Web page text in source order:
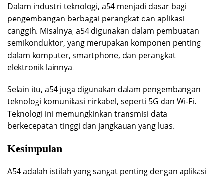
Dalam industri teknologi, a54 menjadi dasar bagi
pengembangan berbagai perangkat dan aplikasi
canggih. Misalnya, a54 digunakan dalam pembuatan
semikonduktor, yang merupakan komponen penting
dalam komputer, smartphone, dan perangkat
elektronik lainnya.
Selain itu, a54 juga digunakan dalam pengembangan
teknologi komunikasi nirkabel, seperti 5G dan Wi-Fi.
Teknologi ini memungkinkan transmisi data
berkecepatan tinggi dan jangkauan yang luas.
Kesimpulan
A54 adalah istilah yang sangat penting dengan aplikasi